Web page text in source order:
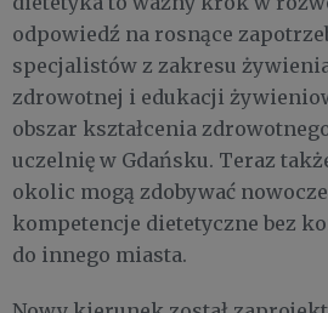
odpowiedź na rosnące
specjalistów z zakresu
zdrowotnej i edukacji
obszar kształcenia
uczelnię w Gdańsku. Teraz
okolic mogą zdobywać
kompetencje dietetyczne bez
do innego miasta.